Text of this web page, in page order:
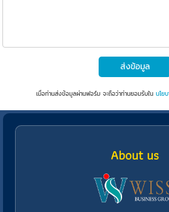
ส่งข้อมูล
เมื่อท่านส่งข้อมูลผ่านฟอร์ม จะถือว่าท่านยอมรับใน นโย
About us